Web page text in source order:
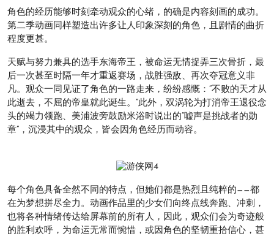
角色的经历能够时刻牵动观众的心绪，的确是内容刻画的成功。
第二季动画同样塑造出许多让人印象深刻的角色，且剧情的曲折
程度更甚。
天赋与努力兼具的选手东海帝王，被命运无情捉弄三次骨折，最
后一次甚至时隔一年才重返赛场，战胜强敌、再次夺冠意义非
凡。观众一同见证了角色的一路走来，纷纷感慨：“不败的天才从
此逝去，不屈的帝皇就此诞生。”此外，双涡轮为打消帝王退役念
头的竭力领跑、美浦波旁鼓励米浴时说出的“嘘声是挑战者的勋
章”，沉浸其中的观众，皆会因角色经历而动容。
每个角色具备全然不同的特点，但她们都是热烈且纯粹的——都
在为梦想拼尽全力。动画作品里的少女们向终点线奔跑、冲刺，
也将各种情绪传达给屏幕前的所有人，因此，观众们会为奇迹般
的胜利欢呼，为命运无常而惋惜，或因角色的坚韧重拾信心，甚